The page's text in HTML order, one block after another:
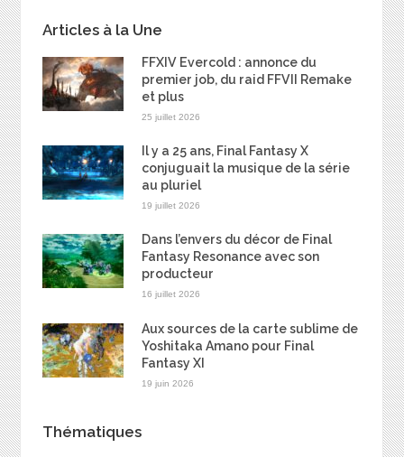
Articles à la Une
FFXIV Evercold : annonce du
premier job, du raid FFVII Remake
et plus
25 juillet 2026
Il y a 25 ans, Final Fantasy X
conjuguait la musique de la série
au pluriel
19 juillet 2026
Dans l’envers du décor de Final
Fantasy Resonance avec son
producteur
16 juillet 2026
Aux sources de la carte sublime de
Yoshitaka Amano pour Final
Fantasy XI
19 juin 2026
Thématiques